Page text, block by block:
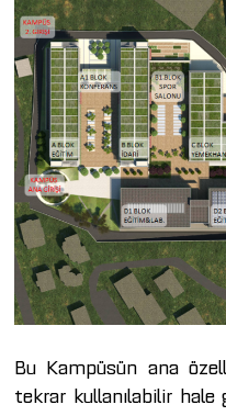
Bu Kampüsün ana
tekrar kullanılabilir